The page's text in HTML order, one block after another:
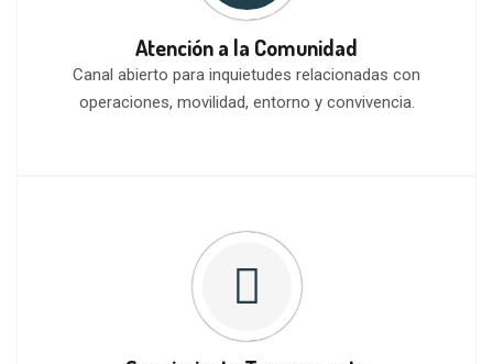
Atención a la Comunidad
Canal abierto para inquietudes relacionadas con
operaciones, movilidad, entorno y convivencia.